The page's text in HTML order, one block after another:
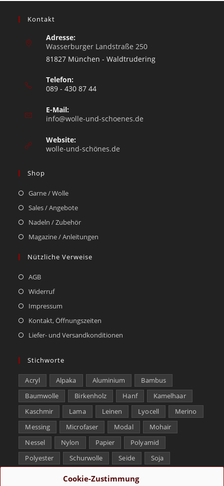
Cookie-Zustimmung
Kontakt
Adresse:
Wasserburger Landstraße 250
81827 München - Waldtrudering
Telefon:
089 - 430 87 44
E-Mail:
info@wolle-und-schoenes.de
Website:
wolle-und-schönes.de
Shop
Garne / Wolle
Sales / Angebote
Nadeln / Zubehör
Magazine / Anleitungen
Nützliche Verweise
AGB
Widerruf
Impressum
Kontakt, Öffnungszeiten
Liefer- und Versandkonditionen
Stichworte
Acryl Alpaka Aluminium
Bambus
Baumwolle
Birkenholz Hanf
Kamelhaar
Kaschmir
Lama Leinen Lyocell
Merino
Messing
Microfaser Modal
Mohair
Nessel
Nylon Papier
Polyamid
Polyester
Schurwolle Seide
Soja
Tencel